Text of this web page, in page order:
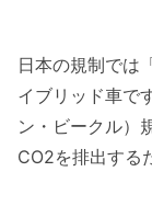
日本の規制では
イブリッド車で
ン・ビークル）
CO2を排出する